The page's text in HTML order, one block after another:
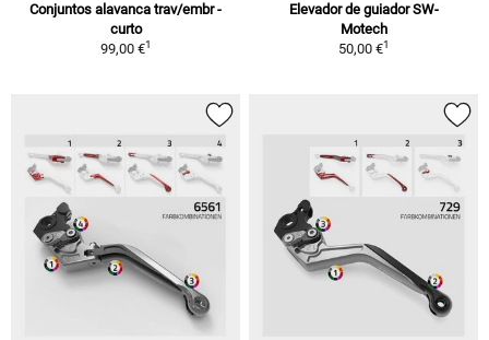
Conjuntos alavanca trav/embr -
curto
99,00 €1
Elevador de guiador SW-
Motech
50,00 €1